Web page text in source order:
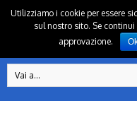
Vai a...
Utilizziamo i cookie per essere
sul nostro sito. Se
approvazione.